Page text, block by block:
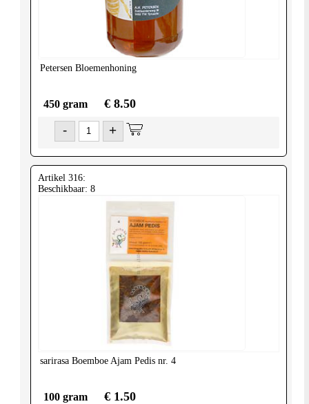
Petersen Bloemenhoning
450 gram € 8.50
- +
Artikel 316:
Beschikbaar: 8
sarirasa Boemboe Ajam Pedis nr. 4
100 gram € 1.50